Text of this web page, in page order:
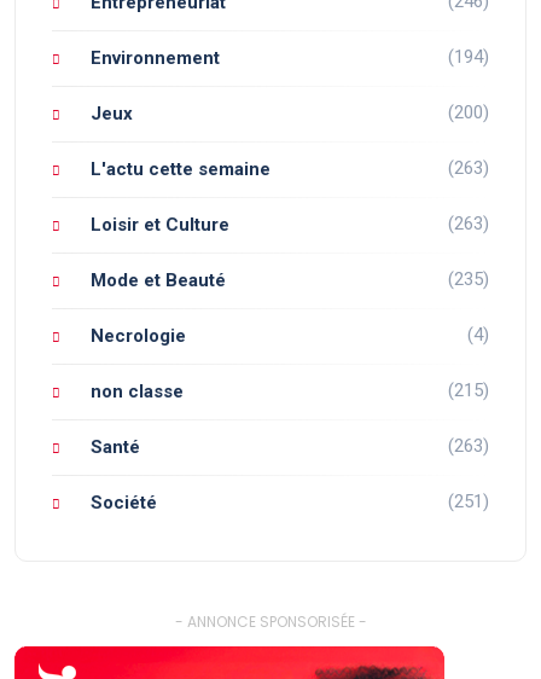
Environnement (194)
Jeux (200)
L'actu cette semaine (263)
Loisir et Culture (263)
Mode et Beauté (235)
Necrologie (4)
non classe (215)
Santé (263)
Société (251)
- ANNONCE SPONSORISÉE -